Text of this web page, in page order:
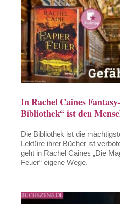
In Rachel Caines
Bibliothek“ ist den
Die Bibliothek ist die
Lektüre ihrer Bücher ist
geht in Rachel Caines „Die
Feuer“ eigene Wege.